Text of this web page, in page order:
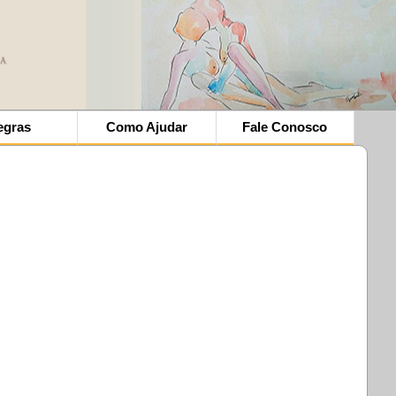
Como Ajudar Fale Conosco